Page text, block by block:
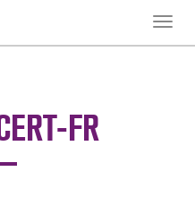
Toggle
FR